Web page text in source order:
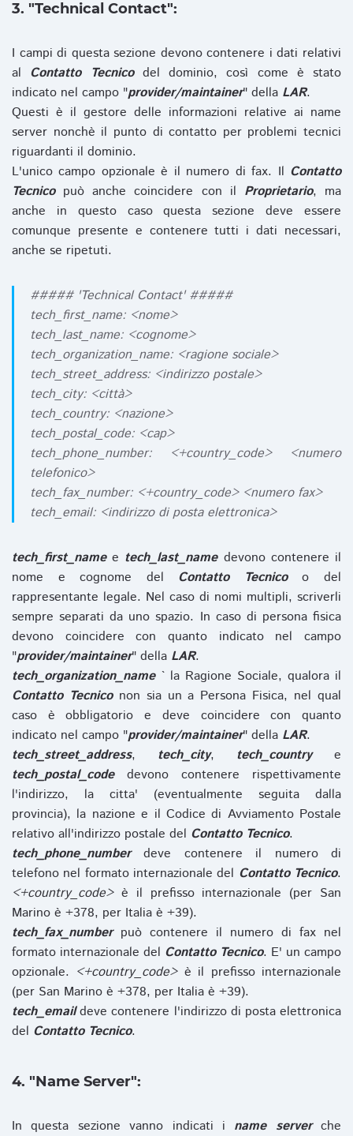
3. "Technical Contact":
I campi di questa sezione devono contenere i dati relativi
al Contatto Tecnicodel dominio, così come è stato
indicato nel campo "provider/maintainer" della LAR.
Questi è il gestore delle informazioni relative ai name
server nonchè il punto di contatto per problemi tecnici
riguardanti il dominio.
L'unico campo opzionale è il numero di fax. Il Contatto
Tecnicopuò anche coincidere con il Proprietario, ma
anche in questo caso questa sezione deve essere
comunque presente e contenere tutti i dati necessari,
anche se ripetuti.
##### 'Technical Contact' #####
tech_first_name: <nome>
tech_last_name: <cognome>
tech_organization_name: <ragione sociale>
tech_street_address: <indirizzo postale>
tech_city: <città>
tech_country: <nazione>
tech_postal_code: <cap>
tech_phone_number: <+country_code> <numero
telefonico>
tech_fax_number: <+country_code> <numero fax>
tech_email: <indirizzo di posta elettronica>
tech_first_namee tech_last_namedevono contenere il
nome e cognome del Contatto Tecnicoo del
rappresentante legale. Nel caso di nomi multipli, scriverli
sempre separati da uno spazio. In caso di persona fisica
devono coincidere con quanto indicato nel campo
"provider/maintainer" della LAR.
tech_organization_name` la Ragione Sociale, qualora il
Contatto Tecniconon sia un a Persona Fisica, nel qual
caso è obbligatorio e deve coincidere con quanto
indicato nel campo "provider/maintainer" della LAR.
tech_street_address, tech_city, tech_countrye
tech_postal_codedevono contenere rispettivamente
l'indirizzo, la citta' (eventualmente seguita dalla
provincia), la nazione e il Codice di Avviamento Postale
relativo all'indirizzo postale del Contatto Tecnico.
tech_phone_numberdeve contenere il numero di
telefono nel formato internazionale del Contatto Tecnico.
<+country_code>è il prefisso internazionale (per San
Marino è +378, per Italia è +39).
tech_fax_numberpuò contenere il numero di fax nel
formato internazionale del Contatto Tecnico. E' un campo
opzionale. <+country_code>è il prefisso internazionale
(per San Marino è +378, per Italia è +39).
tech_emaildeve contenere l'indirizzo di posta elettronica
del Contatto Tecnico.
4. "Name Server":
In questa sezione vanno indicati i name serverche